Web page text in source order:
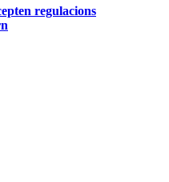
regulacions